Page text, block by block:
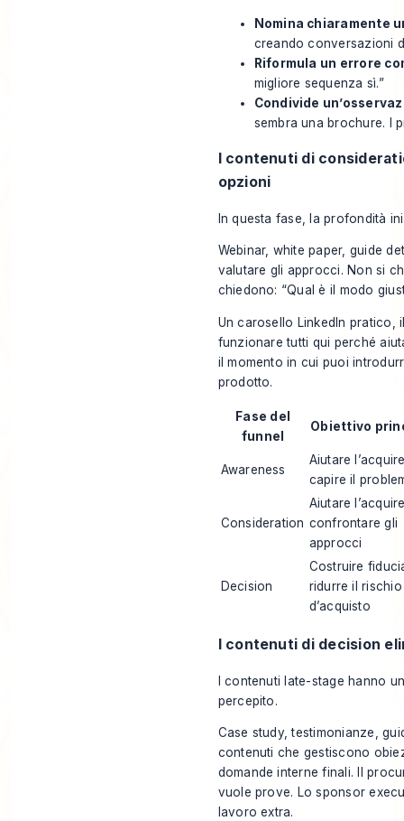
Nomina chiaramente
creando conversazioni
Riformula un errore
migliore sequenza sì.”
Condivide
sembra una brochure. I
I contenuti di
opzioni
In questa fase, la profondità
Webinar, white paper, guide
valutare gli approcci. Non si
chiedono: “Qual è il modo
Un carosello LinkedIn
funzionare tutti qui perché
il momento in cui puoi
prodotto.
Fase del
funnel
Obiettivo
Awareness
Aiutare
capire il
Consideration
Aiutare
confrontare gli
approcci
Decision
Costruire
ridurre il rischio
d’acquisto
I contenuti di decision
I contenuti late-stage hanno
percepito.
Case study, testimonianze,
contenuti che gestiscono
domande interne finali. Il
vuole prove. Lo sponsor
lavoro extra.